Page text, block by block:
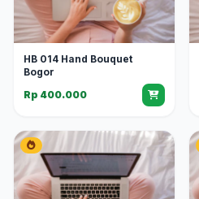
HB 014 Hand Bouquet
Bogor
Rp 400.000